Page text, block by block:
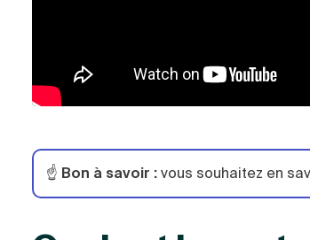
☝️ Bon à savoir :vous souhaitez en